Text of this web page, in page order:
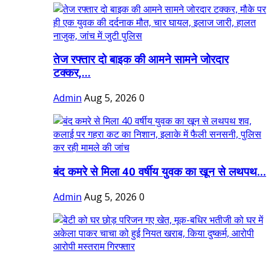
तेज रफ्तार दो बाइक की आमने सामने जोरदार
टक्कर,...
Admin Aug 5, 2026 0
बंद कमरे से मिला 40 वर्षीय युवक का खून से लथपथ...
Admin Aug 5, 2026 0